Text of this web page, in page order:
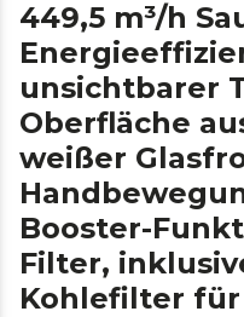
449,5 m³/h
unsichtbarer
Oberfläche
weißer
Booster-
Filter,
Kohlefilter